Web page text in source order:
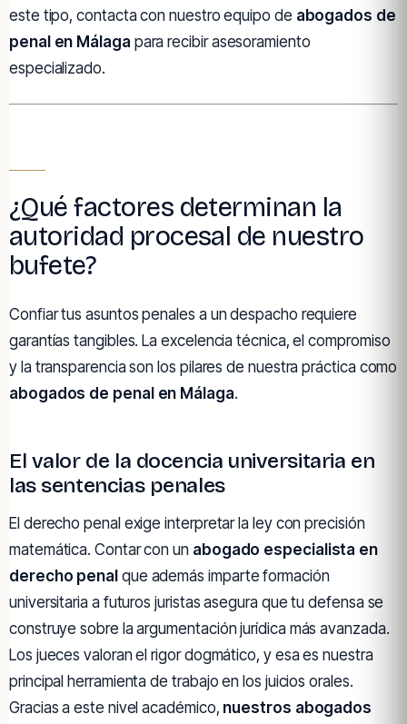
este tipo, contacta con nuestro equipo de abogados de
penal en Málaga para recibir asesoramiento
especializado.
¿Qué factores determinan la
autoridad procesal de nuestro
bufete?
Confiar tus asuntos penales a un despacho requiere
garantías tangibles. La excelencia técnica, el compromiso
y la transparencia son los pilares de nuestra práctica como
abogados de penal en Málaga.
El valor de la docencia universitaria en
las sentencias penales
El derecho penal exige interpretar la ley con precisión
matemática. Contar con un abogado especialista en
derecho penal que además imparte formación
universitaria a futuros juristas asegura que tu defensa se
construye sobre la argumentación jurídica más avanzada.
Los jueces valoran el rigor dogmático, y esa es nuestra
principal herramienta de trabajo en los juicios orales.
Gracias a este nivel académico, nuestros abogados